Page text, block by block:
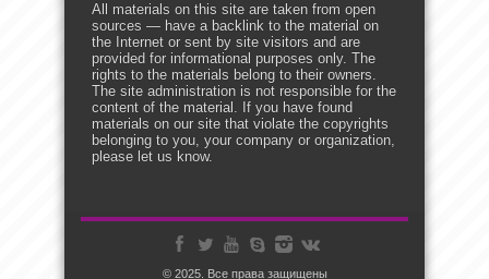
All materials on this site are taken from open
sources — have a backlink to the material on
the Internet or sent by site visitors and are
provided for informational purposes only. The
rights to the materials belong to their owners.
The site administration is not responsible for the
content of the material. If you have found
materials on our site that violate the copyrights
belonging to you, your company or organization,
please let us know.
© 2025. Все права защищены